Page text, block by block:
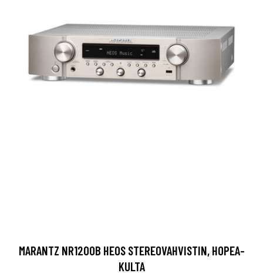
MARANTZ NR1200B HEOS STEREOVAHVISTIN, HOPEA-
KULTA